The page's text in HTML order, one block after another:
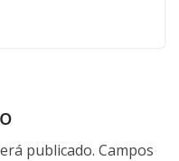
publicado. Campos